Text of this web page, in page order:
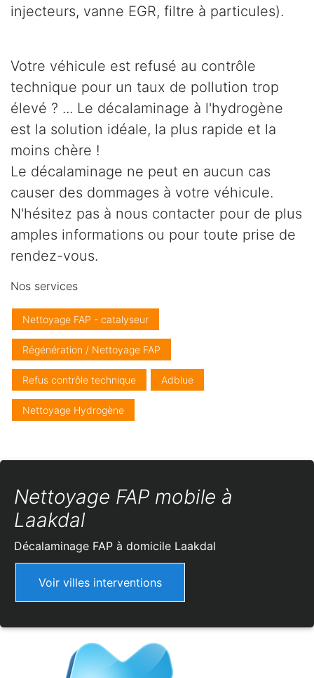
injecteurs, vanne EGR, filtre à particules).
Votre véhicule est refusé au contrôle
technique pour un taux de pollution trop
élevé ? ... Le décalaminage à l'hydrogène
est la solution idéale, la plus rapide et la
moins chère !
Le décalaminage ne peut en aucun cas
causer des dommages à votre véhicule.
N'hésitez pas à nous contacter pour de plus
amples informations ou pour toute prise de
rendez-vous.
Nos services
Nettoyage FAP - catalyseur
Régénération / Nettoyage FAP
Refus contrôle technique Adblue
Nettoyage Hydrogène
Nettoyage FAP mobile à
Laakdal
Décalaminage FAP à domicile Laakdal
Voir villes interventions